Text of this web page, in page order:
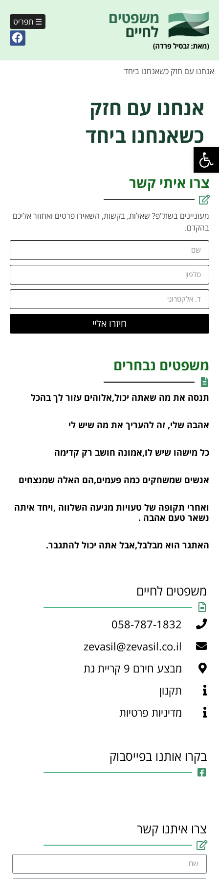
פתח סרגל נגישות
☰ תפריט
אנחנו עם חזק כשאנחנו ביחד
אנחנו עם חזק
כשאנחנו ביחד
צרו איתי קשר
מעוניינים בשת"פ? שאלות, בקשות, השאירו פרטים ואחזור אליכם
בהקדם.
חיזרו אליי
משפטים נבחרים
תנסה את מה שאתה יכול,אלוהים עזור לך בהכל
אהבה שלי, זה להעריך את מה שיש לי
כל מישהו שיש לו,אמונה חושב רק קדימה
אנשים שמשחקים כמה פעמים,הם האלה שמנצחים
ואחרי תקופה של טעויות מגיעה השלווה ,ויחד איתה
נשאר טעם אהבה .
האתגר הוא מבלבל,אבל אתה יכול להתגבר.
משפטים לחיים
058-787-1832
zevasil@zevasil.co.il
מבצע חירם 9 קריית גת
תקנון
מדיניות פרטיות
בקרו אותנו בפייסבוק
צרו איתנו קשר